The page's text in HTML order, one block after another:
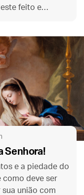
feito e
Senhora!
e a piedade do
como deve ser
união com